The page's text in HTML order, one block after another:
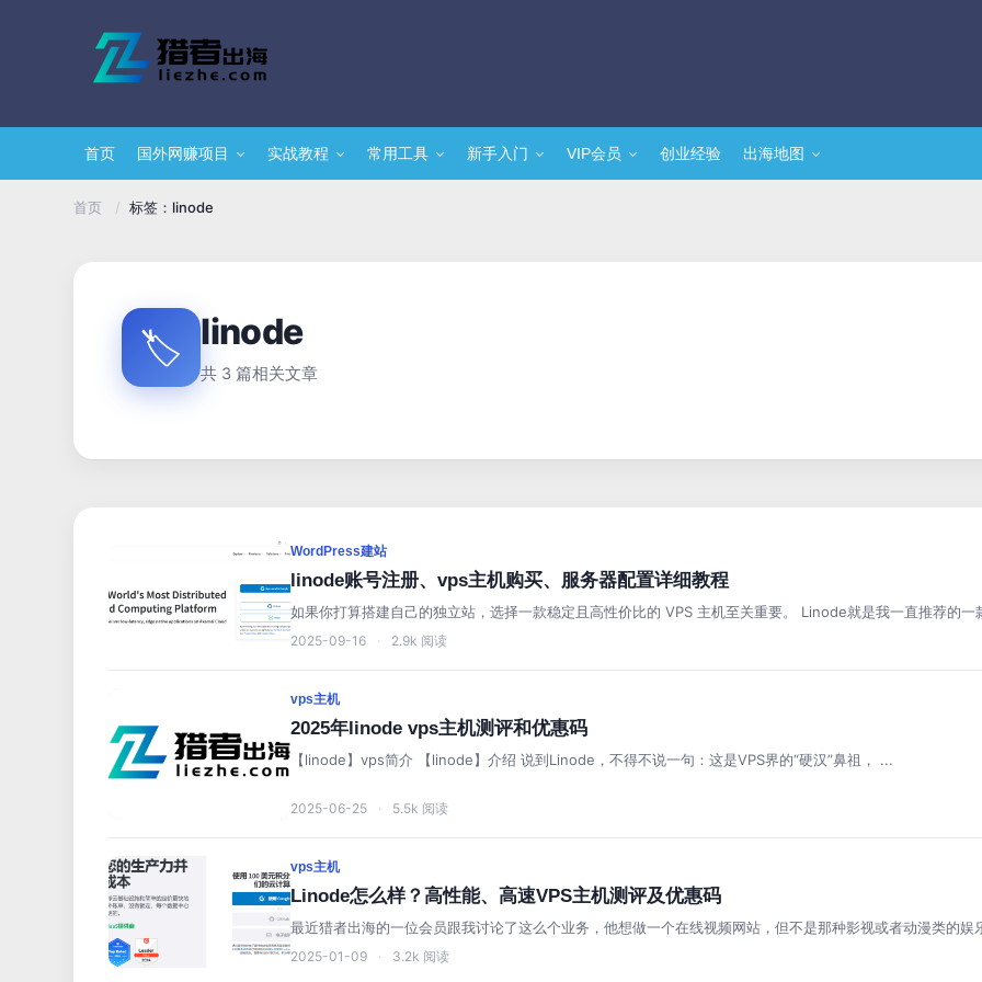
首页 国外网赚项目 实战教程 常用工具 新手入门 VIP会员 创业经验 出海地图
首页 / 标签：linode
🏷️ linode
共 3 篇相关文章
WordPress建站
linode账号注册、vps主机购买、服务器配置详细教程
如果你打算搭建自己的独立站，选择一款稳定且高性价比的 VPS 主机至关重要。 Linode就是我一直推荐的一
2025-09-16 · 2.9k 阅读
vps主机
2025年linode vps主机测评和优惠码
【linode】vps简介 【linode】介绍 说到Linode，不得不说一句：这是VPS界的“硬汉”鼻祖， ...
2025-06-25 · 5.5k 阅读
vps主机
Linode怎么样？高性能、高速VPS主机测评及优惠码
最近猎者出海的一位会员跟我讨论了这么个业务，他想做一个在线视频网站，但不是那种影视或者动漫类的娱
2025-01-09 · 3.2k 阅读